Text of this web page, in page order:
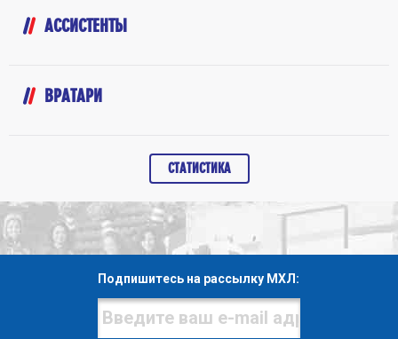
АССИСТЕНТЫ
ВРАТАРИ
СТАТИСТИКА
Подпишитесь на рассылку МХЛ: